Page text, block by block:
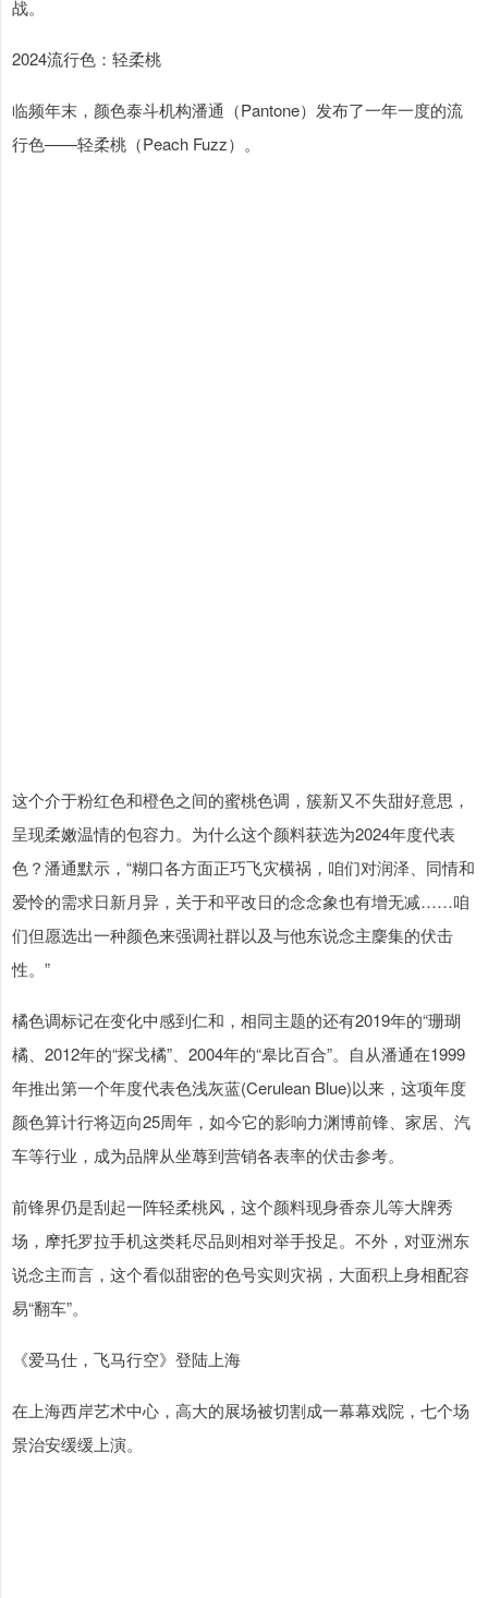
战。
2024流行色：轻柔桃
临频年末，颜色泰斗机构潘通（Pantone）发布了一年一度的流
行色——轻柔桃（Peach Fuzz）。
这个介于粉红色和橙色之间的蜜桃色调，簇新又不失甜好意思，
呈现柔嫩温情的包容力。为什么这个颜料获选为2024年度代表
色？潘通默示，“糊口各方面正巧飞灾横祸，咱们对润泽、同情和
爱怜的需求日新月异，关于和平改日的念念象也有增无减……咱
们但愿选出一种颜色来强调社群以及与他东说念主麇集的伏击
性。”
橘色调标记在变化中感到仁和，相同主题的还有2019年的“珊瑚
橘、2012年的“探戈橘”、2004年的“皋比百合”。自从潘通在1999
年推出第一个年度代表色浅灰蓝(Cerulean Blue)以来，这项年度
颜色算计行将迈向25周年，如今它的影响力渊博前锋、家居、汽
车等行业，成为品牌从坐蓐到营销各表率的伏击参考。
前锋界仍是刮起一阵轻柔桃风，这个颜料现身香奈儿等大牌秀
场，摩托罗拉手机这类耗尽品则相对举手投足。不外，对亚洲东
说念主而言，这个看似甜密的色号实则灾祸，大面积上身相配容
易“翻车”。
《爱马仕，飞马行空》登陆上海
在上海西岸艺术中心，高大的展场被切割成一幕幕戏院，七个场
景治安缓缓上演。